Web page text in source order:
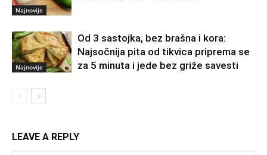
Najnovije
Najnovije
Od 3 sastojka, bez brašna i kora:
Najsočnija pita od tikvica priprema se
za 5 minuta i jede bez griže savesti
LEAVE A REPLY